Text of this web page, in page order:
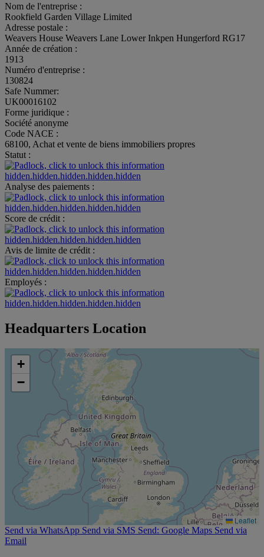
Nom de l'entreprise :
Rookfield Garden Village Limited
Adresse postale :
Weavers House Weavers Lane Lower Inkpen Hungerford RG17
Année de création :
1913
Numéro d'entreprise :
130824
Safe Nummer:
UK00016102
Forme juridique :
Société anonyme
Code NACE :
68100, Achat et vente de biens immobiliers propres
Statut :
hidden.hidden.hidden.hidden.hidden
Analyse des paiements :
hidden.hidden.hidden.hidden.hidden
Score de crédit :
hidden.hidden.hidden.hidden.hidden
Avis de limite de crédit :
hidden.hidden.hidden.hidden.hidden
Employés :
hidden.hidden.hidden.hidden.hidden
Headquarters Location
+
−
Leaflet
Send via WhatsApp Send via SMS Send: Google Maps Send via
Email